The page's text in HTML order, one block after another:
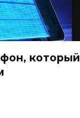
который